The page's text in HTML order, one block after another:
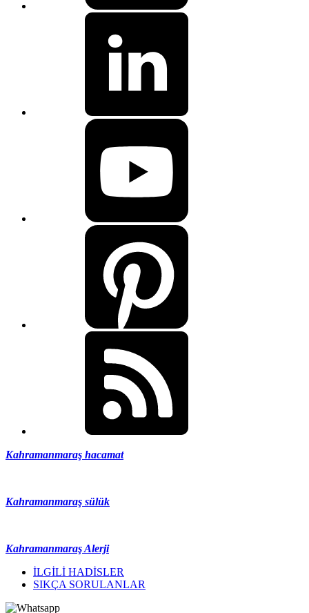
Kahramanmaraş hacamat
Kahramanmaraş sülük
Kahramanmaraş Alerji
İLGİLİ HADİSLER
SIKÇA SORULANLAR